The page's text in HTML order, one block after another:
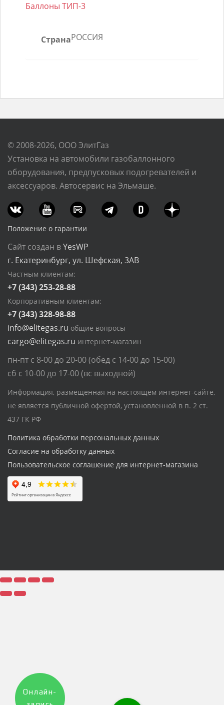
Баллоны ТИП-3
СтранаРОССИЯ
© 2008-2026, ООО ЭлитГаз
Установка на автомобили газобаллонного
оборудования, предпусковых подогревателей и
аксессуаров. Автосервис на Эльмаше.
Положение о гарантии
Сайт создан вYesWP
г. Екатеринбург, ул. Шефская, 3АВ
Частным клиентам:
+7 (343) 253-28-88
Корпоративным клиентам:
+7 (343) 328-98-88
info@elitegas.ru общие вопросы
cargo@elitegas.ru интернет-магазин
пн-пт с 8-00 до 20-00 (обед с 14-00 до 15-00)
сб с 10-00 до 17-00 (вс выходной)
Информация, размещенная на настоящем интернет-сайте,
не является публичной офертой, установленной в п. 2 ст.
437 ГК РФ
Политика обработки персональных данных
Согласие на обработку данных
Пользовательское соглашение для интернет-магазина
Онлайн-